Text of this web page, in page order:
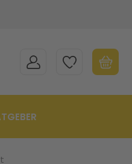
MEIN KONTOMEINE WUNSCHLISTE